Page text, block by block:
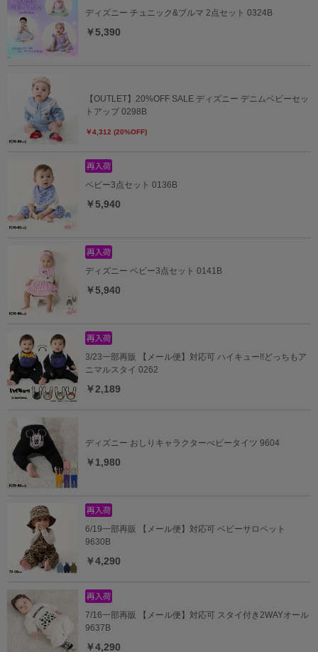
ディズニー チュニック&ブルマ 2点セット 0324B
￥5,390
【OUTLET】20%OFF SALE ディズニー デニムベビーセッ
トアップ 0298B
￥4,312 (20%OFF)
ベビー3点セット 0136B
￥5,940
ディズニー ベビー3点セット 0141B
￥5,940
3/23一部再販 【メール便】対応可 ハイキュー!!どっちもア
ニマルスタイ 0262
￥2,189
ディズニー おしりキャラクターべビータイツ 9604
￥1,980
6/19一部再販 【メール便】対応可 ベビーサロペット
9630B
￥4,290
7/16一部再販 【メール便】対応可 スタイ付き2WAYオール
9637B
￥4,290